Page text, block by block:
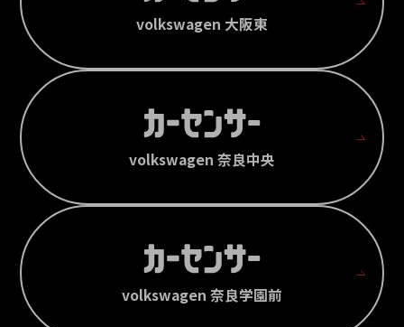
volkswagen 大阪東
volkswagen 奈良中央
volkswagen 奈良学園前